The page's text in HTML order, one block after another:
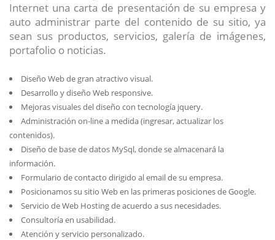
Internet una carta de presentación de su empresa y
auto administrar parte del contenido de su sitio, ya
sean sus productos, servicios, galería de imágenes,
portafolio o noticias.
Diseño Web de gran atractivo visual.
Desarrollo y diseño Web responsive.
Mejoras visuales del diseño con tecnología jquery.
Administración on-line a medida (ingresar, actualizar los
contenidos).
Diseño de base de datos MySql, donde se almacenará la
información.
Formulario de contacto dirigido al email de su empresa.
Posicionamos su sitio Web en las primeras posiciones de Google.
Servicio de Web Hosting de acuerdo a sus necesidades.
Consultoría en usabilidad.
Atención y servicio personalizado.